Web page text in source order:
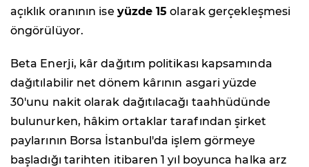
açıklık oranının ise yüzde 15 olarak gerçekleşmesi
öngörülüyor.
Beta Enerji, kâr dağıtım politikası kapsamında
dağıtılabilir net dönem kârının asgari yüzde
30'unu nakit olarak dağıtılacağı taahhüdünde
bulunurken, hâkim ortaklar tarafından şirket
paylarının Borsa İstanbul'da işlem görmeye
başladığı tarihten itibaren 1 yıl boyunca halka arz